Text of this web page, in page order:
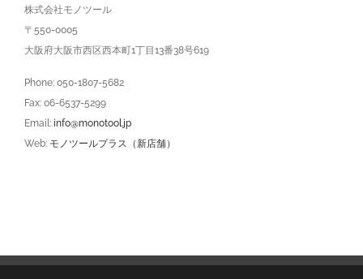
株式会社モノツール
〒550-0005
大阪府大阪市西区西本町1丁目13番38号619
Phone: 050-1807-5682
Fax: 06-6537-5299
Email: info@monotool.jp
Web: モノツールプラス（新店舗）